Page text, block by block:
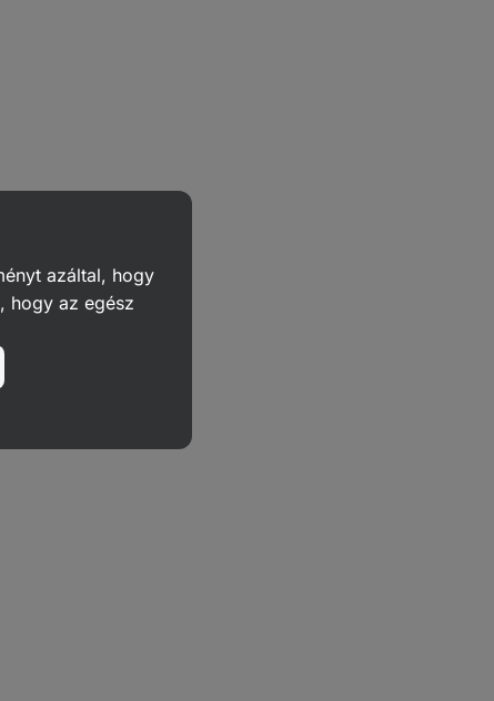
azáltal, hogy
hogy az egész